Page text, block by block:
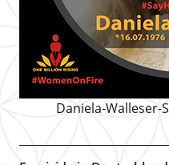
Daniela-Walleser-